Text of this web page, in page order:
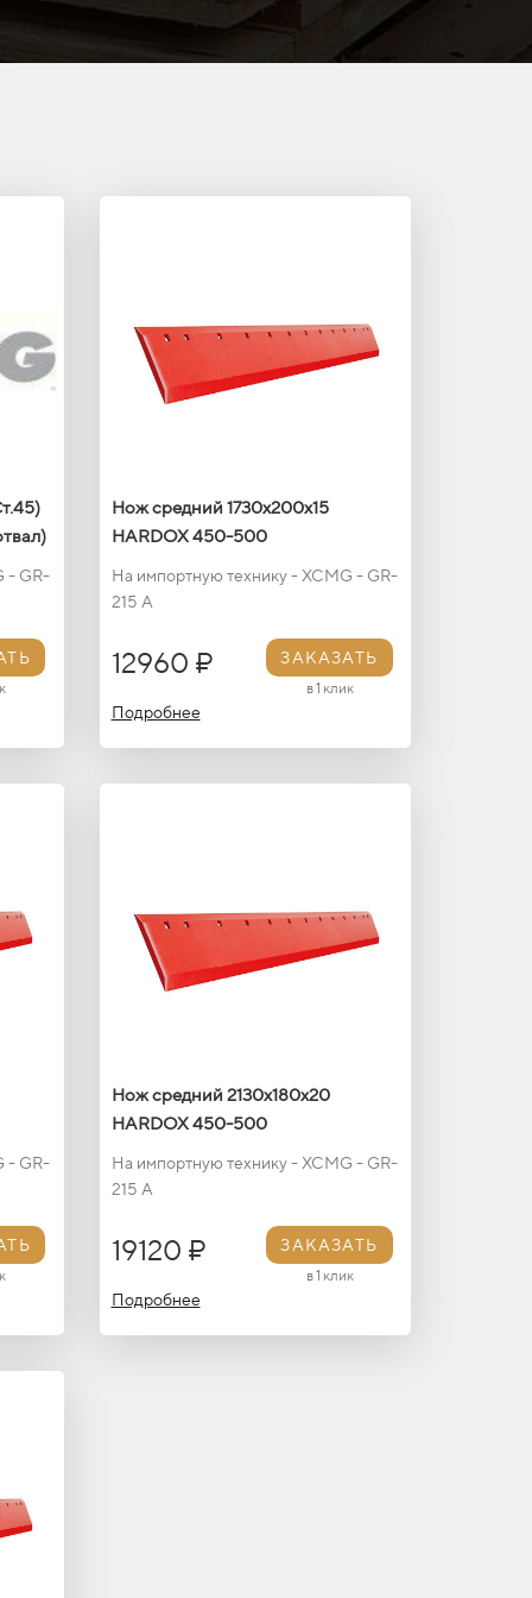
- GR-
Нож средний 1730х200х15
HARDOX 450-500
На импортную технику - XCMG - GR-
215 A
12960 ₽ ЗАКАЗАТЬ
в 1 клик
Подробнее
- GR-
Нож средний 2130х180х20
HARDOX 450-500
На импортную технику - XCMG - GR-
215 A
19120 ₽ ЗАКАЗАТЬ
в 1 клик
Подробнее